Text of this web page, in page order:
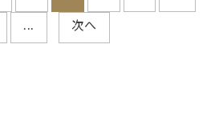
... 次へ